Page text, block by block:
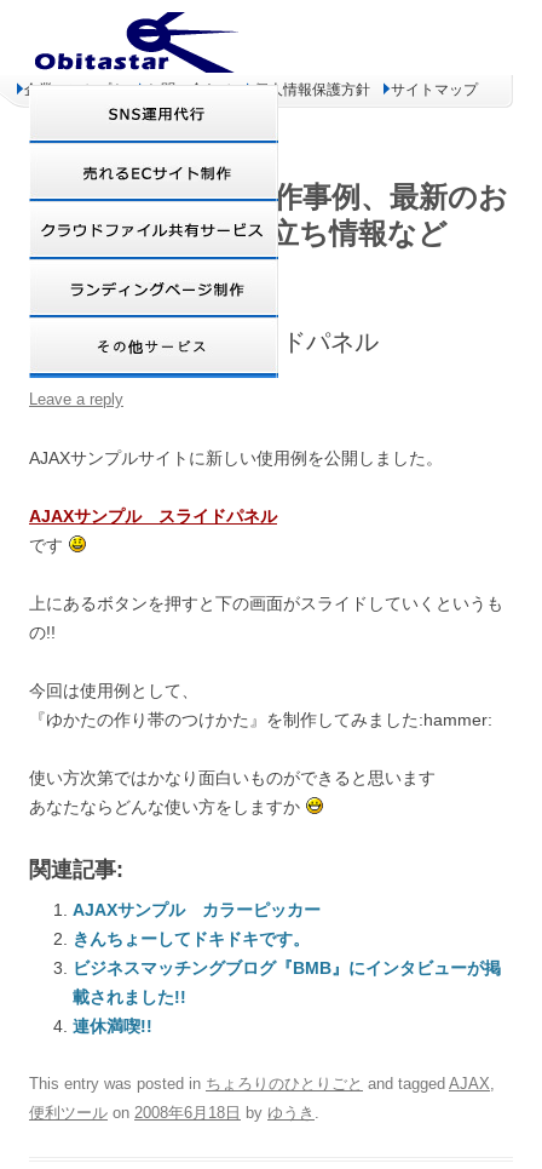
企業コンセプト お問い合わせ 個人情報保護方針 サイトマップ
オビタスター 制作事例、最新のお
得情報、お役立ち情報など
AJAXサンプル スライドパネル
Leave a reply
AJAXサンプルサイトに新しい使用例を公開しました。
AJAXサンプル スライドパネル
です
上にあるボタンを押すと下の画面がスライドしていくというも
の!!
今回は使用例として、
『ゆかたの作り帯のつけかた』を制作してみました:hammer:
使い方次第ではかなり面白いものができると思います
あなたならどんな使い方をしますか
関連記事:
AJAXサンプル カラーピッカー
きんちょーしてドキドキです。
ビジネスマッチングブログ『BMB』にインタビューが掲
載されました!!
連休満喫!!
This entry was posted in ちょろりのひとりごと and tagged AJAX,
便利ツール on 2008年6月18日 by ゆうき .